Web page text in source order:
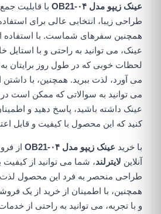
عینک زیپو مدل OB21-۰۴
با قابلیت
طراحی زیبا، انتخابی عالی برای
همچنین سفرهای شماست. با استفاده
عینک، می توانید به راحتی و با استایل
لحظات خوبی که در طول روز برایتان به
می آورد، لذت ببرید. همچنین، با داشتن
می توانید به سوالاتی که ممکن است
عینک داشته باشید، پاسخ دهید و
کنید که این محصول با کیفیت و قابل
با خرید عینک زیپو مدل OB21-۰۴ از
آنلاین لایترلند، شما می توانید از کیفیت
طراحی منحصر به فرد این محصول لذت
همچنین، با اطمینان از خرید از یک
و با تجربه، می توانید به راحتی از